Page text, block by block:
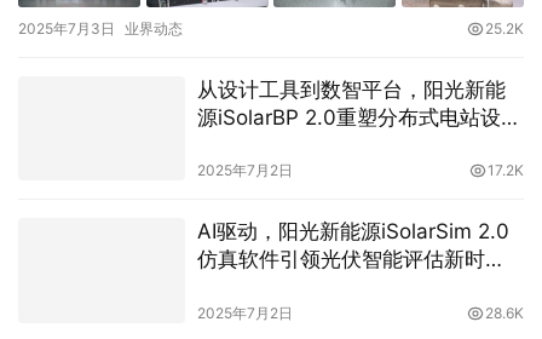
2025年7月3日 业界动态 25.2K
从设计工具到数智平台，阳光新能
源iSolarBP 2.0重塑分布式电站设计
2025年7月2日 17.2K
AI驱动，阳光新能源iSolarSim 2.0
仿真软件引领光伏智能评估新时
2025年7月2日 28.6K